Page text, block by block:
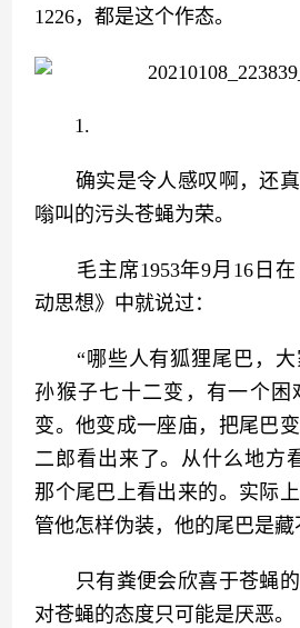
1226，都是这个作态。
1.
确实是令人感叹啊，还真
嗡叫的污头苍蝇为荣。
毛主席1953年9月16日在
动思想》中就说过：
“哪些人有狐狸尾巴，大
孙猴子七十二变，有一个困
变。他变成一座庙，把尾巴
二郎看出来了。从什么地方
那个尾巴上看出来的。实际
管他怎样伪装，他的尾巴是藏
只有粪便会欣喜于苍蝇的
对苍蝇的态度只可能是厌恶。